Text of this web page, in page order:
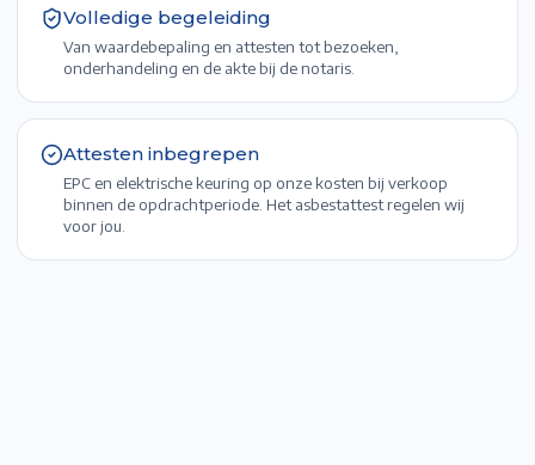
Volledige begeleiding
Van waardebepaling en attesten tot bezoeken,
onderhandeling en de akte bij de notaris.
Attesten inbegrepen
EPC en elektrische keuring op onze kosten bij verkoop
binnen de opdrachtperiode. Het asbestattest regelen wij
voor jou.